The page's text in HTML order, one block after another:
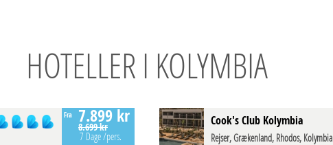
HOTELLER I KOLYMBIA
Fra 7.899 kr
8.699 kr
7 Dage/pers.
Cook's Club Kolymbia
Rejser, Grækenland, Rhodos, Kolymbia